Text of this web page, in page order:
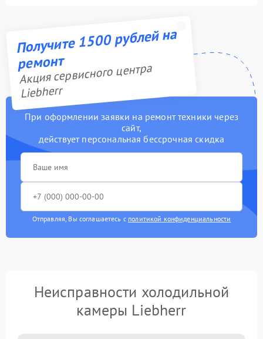
Получите 1500 рублей на
ремонт
Акция сервисного центра
Liebherr
При оформлении заявки на ремонт техники через
сайт,
действует персональная бессрочная скидка
Отправляя, Вы соглашаетесь с политикой конфиденциальности
Неисправности холодильной
камеры Liebherr